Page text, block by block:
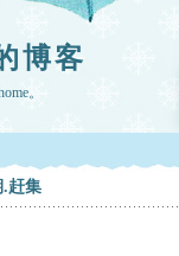
博客
。
.赶集